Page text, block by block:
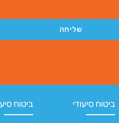
שליחה
ביטוח סיעודי ביטוח